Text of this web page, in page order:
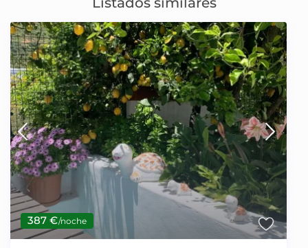
387 €/noche